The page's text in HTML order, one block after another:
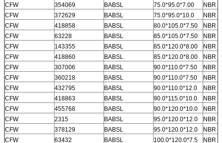
CFW
354069 BABSL 75.0*95.0*7.00
NBR
CFW
372629 BABSL 75.0*95.0*10.0
NBR
CFW
418858 BABSL 80.0*105.0*7.50
NBR
CFW
63228 BABSL 85.0*105.0*7.50
NBR
CFW
143355 BABSL 85.0*120.0*8.00
NBR
CFW
418860 BABSL 85.0*120.0*8.00
NBR
CFW
307006 BABSL 90.0*110.0*7.50
NBR
CFW
360218 BABSL 90.0*110.0*7.50
NBR
CFW
432795 BABSL 90.0*110.0*12.0
NBR
CFW
418863 BABSL 90.0*115.0*10.0
NBR
CFW
455768 BABSL 90.0*120.0*10.0
NBR
CFW
2315 BABSL 95.0*120.0*12.0
NBR
CFW
378129 BABSL 95.0*120.0*12.0
NBR
CFW
63432 BABSL 100.0*120.0*7.5 NBR